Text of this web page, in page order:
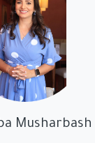
Musharbash